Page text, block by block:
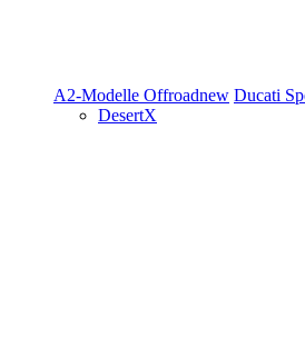
A2-Modelle Offroadnew Ducati
DesertX